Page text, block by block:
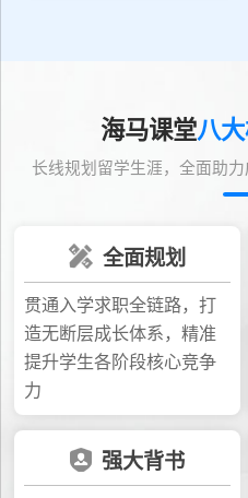
海马课堂八
长线规划留学生涯，全面助
全面规划
贯通入学求职全链路，打
造无断层成长体系，精准
提升学生各阶段核心竞争
力
强大背书